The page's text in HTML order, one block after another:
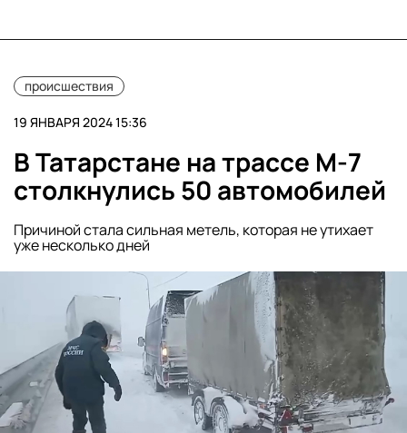
происшествия
19 ЯНВАРЯ 2024 15:36
В Татарстане на трассе М-7
столкнулись 50 автомобилей
Причиной стала сильная метель, которая не утихает
уже несколько дней